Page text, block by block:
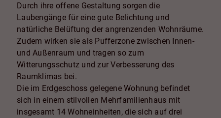
Durch ihre offene Gestaltung sorgen die
Laubengänge für eine gute Belichtung und
natürliche Belüftung der angrenzenden Wohnräume.
Zudem wirken sie als Pufferzone zwischen Innen-
und Außenraum und tragen so zum
Witterungsschutz und zur Verbesserung des
Raumklimas bei.
Die im Erdgeschoss gelegene Wohnung befindet
sich in einem stilvollen Mehrfamilienhaus mit
insgesamt 14 Wohneinheiten, die sich auf drei